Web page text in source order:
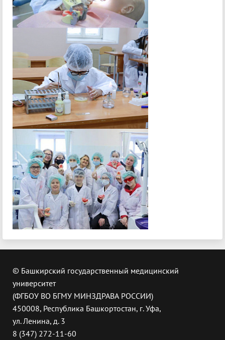
© Башкирский государственный медицинский
университет
(ФГБОУ ВО БГМУ МИНЗДРАВА РОССИИ)
450008, Республика Башкортостан, г. Уфа,
ул. Ленина, д. 3
8 (347) 272-11-60